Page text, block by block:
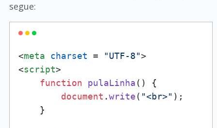
segue:
<meta charset = "UTF-8">
<script>
function
pulaLinha( ) {
document .write( "<br>" );
    }